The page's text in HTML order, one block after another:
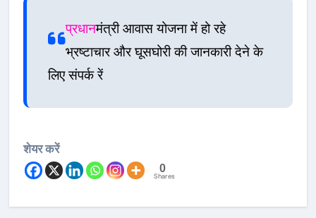
प्रधानमंत्री आवास योजना में हो रहे
भ्रष्टाचार और घूसघोरी की जानकारी देने के
लिए संपर्क रें
शेयर करें
0
Shares